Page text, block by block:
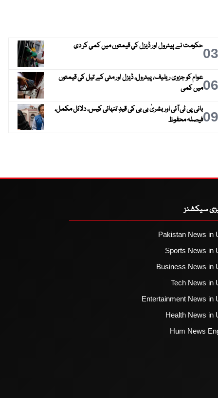
03حکومت نے پیٹرول اور ڈیزل کی قیمتوں میں کمی کر دی
06عوام کو جزوی ریلیف، پیٹرول، ڈیزل اور مٹی کے تیل کی قیمتوں
میں کمی
09بانی پی ٹی آئی اور بشریٰ بی بی کی قیدِ تنہائی کیس، دلائل مکمل،
فیصلہ محفوظ
سیکشنز
Pakistan News in
Sports News in
Business News in
Tech News in
Entertainment News in
Health News in
Hum News